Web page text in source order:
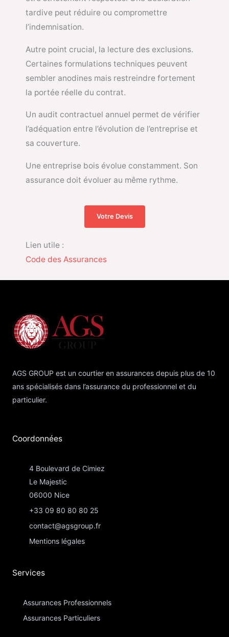
tardive peut réduire ou compromettre
l’indemnisation.
Autre point crucial, la lecture des exclusions.
Certaines formulations techniques peuvent
sembler anodines mais restreindre fortement
la portée réelle du contrat.
Un audit contractuel annuel permet de vérifier
l’adéquation entre l’évolution de l’entreprise et
sa couverture.
Une entreprise bois évolue constamment. Son
assurance doit évoluer au même rythme.
Votre Devis
Lien utile :
Code des Assurances
AGS GROUP est un courtier en assurances depuis plus de 10
ans spécialisés dans l’assurance du professionnel et du
particulier.
Coordonnées​
4 Boulevard de Cimiez
Le Majestic
06000 Nice
+33 09 80 80 80 25
contact@agsgroup.fr
Mentions légales
Services
Assurances Professionnels
Assurances Particuliers​